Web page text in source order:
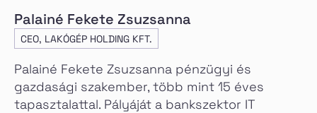
Palainé Fekete Zsuzsanna
CEO, LAKÓGÉP HOLDING KFT.
Palainé Fekete Zsuzsanna pénzügyi és
gazdasági szakember, több mint 15 éves
tapasztalattal. Pályáját a bankszektor IT